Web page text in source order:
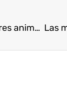
Los mejores animes Shōnen Verano 2018 [Top5]